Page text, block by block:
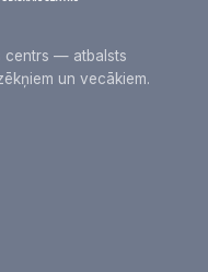
centrs — atbalsts
un vecākiem.